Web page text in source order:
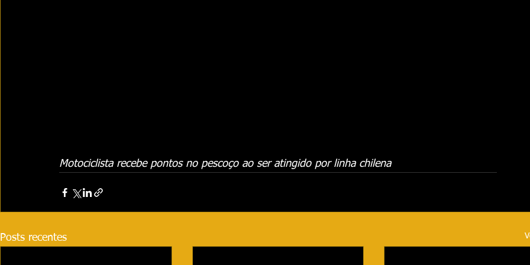
Motociclista recebe pontos no pescoço ao ser atingido por linha chilena
Posts recentes